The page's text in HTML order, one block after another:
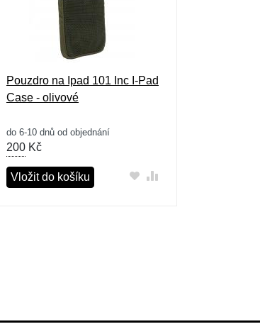
Pouzdro na Ipad 101 Inc I-Pad
Case - olivové
do 6-10 dnů od objednání
200Kč
Vložit do košíku